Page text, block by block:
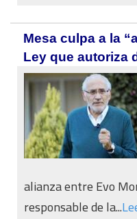
Mesa culpa a la
Ley que autoriza
alianza entre Evo
responsable de la...